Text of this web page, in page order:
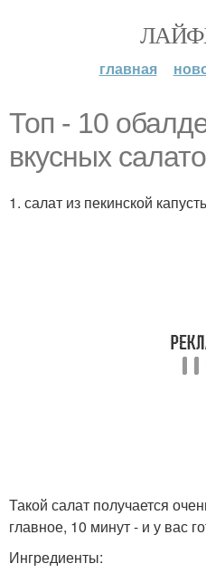
главная
Топ - 10
вкусных
1. салат из пекинской
Такой салат получается
главное, 10 минут - и у вас
Ингредиенты: